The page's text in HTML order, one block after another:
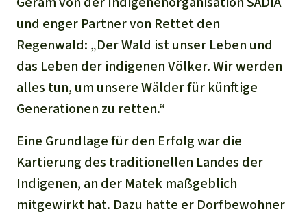
Aluminium
Gold
Fleisch und Soja
Wilderei
Staudämme
Ältere Ausgaben
Kontakt
Transparenz
Freianzeigen
Italiano
Português
Indonesia
Waldschutz
Schutz von Indigenen
Südostasien
Afrika
Lateinamerika
und enger Partner von Rettet den
Regenwald: „Der Wald ist unser Leben und
das Leben der indigenen Völker. Wir werden
alles tun, um unsere Wälder für künftige
Generationen zu retten.“
Eine Grundlage für den Erfolg war die
Kartierung des traditionellen Landes der
Indigenen, an der Matek maßgeblich
mitgewirkt hat. Dazu hatte er Dorfbewohner